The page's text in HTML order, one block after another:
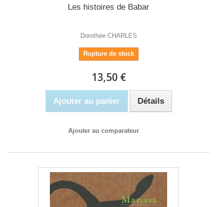
Les histoires de Babar
Dorothée CHARLES
Rupture de stock
13,50 €
Ajouter au panier Détails
Ajouter au comparateur